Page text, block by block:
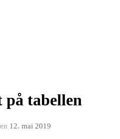
på tabellen
12. mai 2019